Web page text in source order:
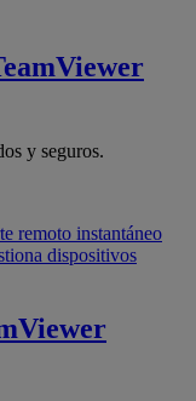
y seguros.
remoto instantáneo
dispositivos